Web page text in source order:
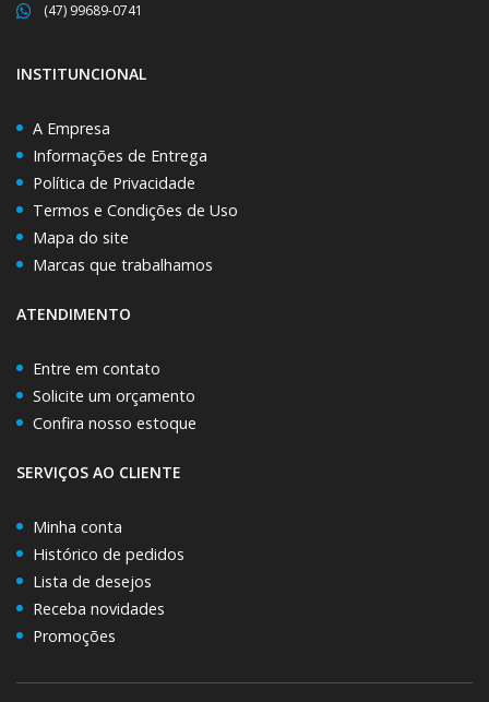
(47) 99689-0741
INSTITUNCIONAL
A Empresa
Informações de Entrega
Política de Privacidade
Termos e Condições de Uso
Mapa do site
Marcas que trabalhamos
ATENDIMENTO
Entre em contato
Solicite um orçamento
Confira nosso estoque
SERVIÇOS AO CLIENTE
Minha conta
Histórico de pedidos
Lista de desejos
Receba novidades
Promoções